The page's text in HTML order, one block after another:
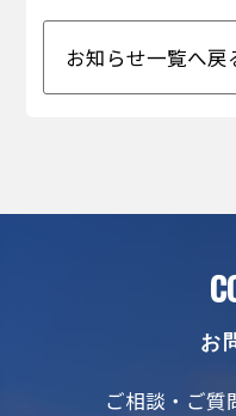
お知らせ一覧へ戻
お
ご相談・ご質